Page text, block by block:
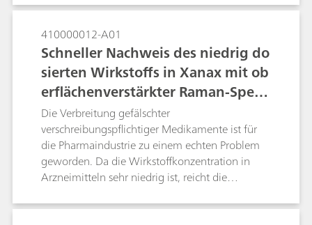
steile, charakteristische Peaks aufweisen, die als
molekularer Finderabdruck dienen. Viele
Strassenproben haben jedoch eine dunkle Farbe
und sind nicht rein. Die häufig durch
Unreinheiten bedingte, dunkle Farbe verursacht
Fluoreszenz, welche die Raman-Messungen
beeinträchtigt. Eine Methode zur Unterdrückung
der Fluoreszenz einer Probe und Verbesserung
der Raman-Leistung bzw. des Raman-Signals ist
der Einsatz der oberflächenverstärkten Raman-
Spektroskopie (SERS).
410000012-A01
Schneller Nachweis des niedrig do
sierten Wirkstoffs in Xanax mit ob
erflächenverstärkter Raman-Spekt
roskopie zur Fälschungsbekämpfu
ng
Die Verbreitung gefälschter
verschreibungspflichtiger Medikamente ist für
die Pharmaindustrie zu einem echten Problem
geworden. Da die Wirkstoffkonzentration in
Arzneimitteln sehr niedrig ist, reicht die
Spektroskopie für gewöhnlich nicht aus, um den